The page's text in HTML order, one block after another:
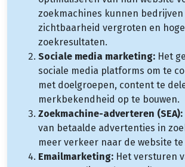
zoekmachines kunnen
zichtbaarheid vergroten en
zoekresultaten.
Sociale media marketing: Het
sociale media platforms om te
met doelgroepen, content te
merkbekendheid op te bouwen.
Zoekmachine-adverteren (SEA):
van betaalde advertenties in
meer verkeer naar de website
Emailmarketing: Het versturen